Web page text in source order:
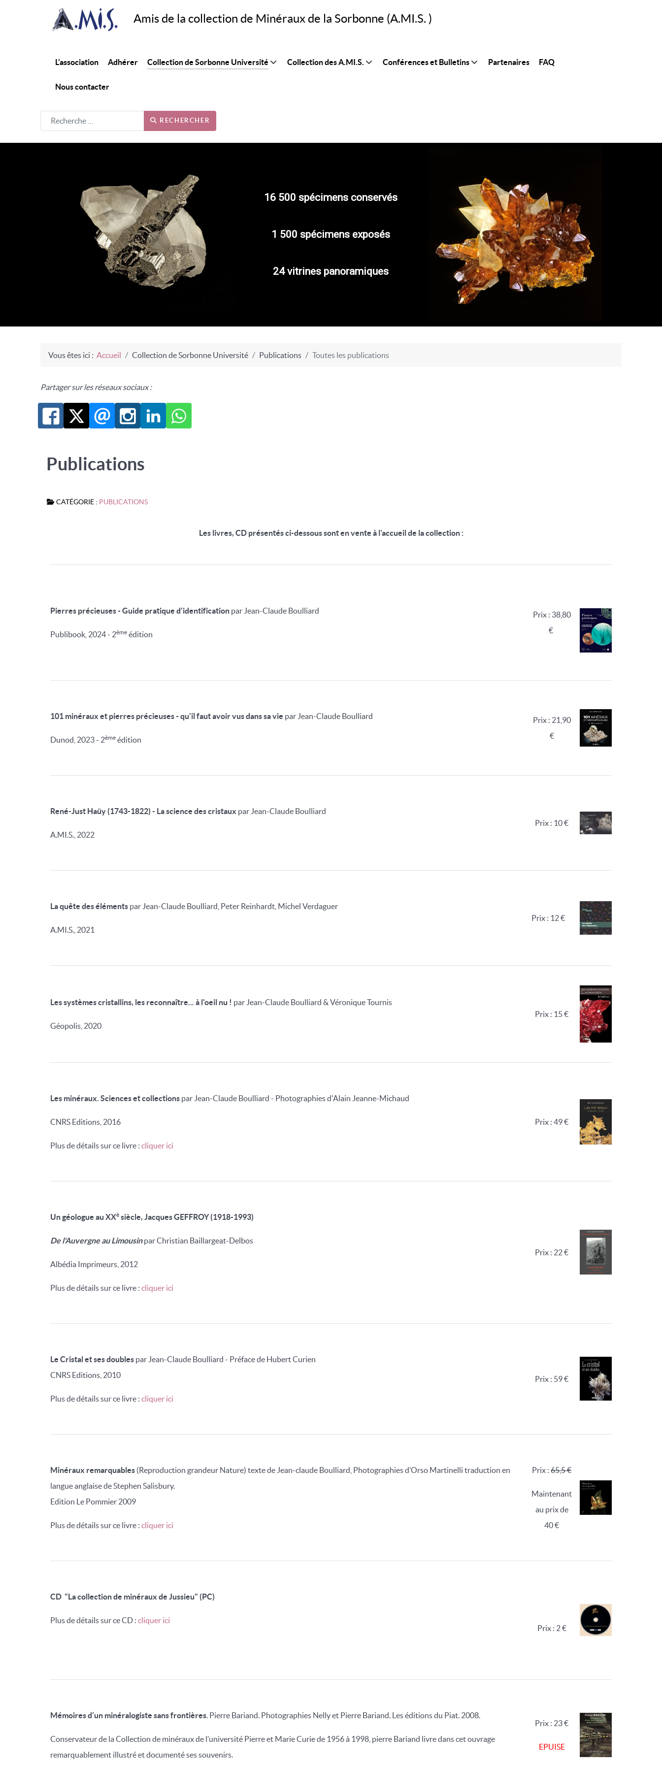
Amis de la collection de Minéraux de la Sorbonne (A.MI.S. )
L'association Adhérer Collection de Sorbonne Université Collection des A.MI.S. Conférences et Bulletins Partenaires FAQ
Nous contacter
RECHERCHER
16 500 spécimens conservés
1 500 spécimens exposés
24 vitrines panoramiques
Vous êtes ici : Accueil Collection de Sorbonne Université Publications Toutes les publications
Partager sur les réseaux sociaux :
Publications
CATÉGORIE : PUBLICATIONS
Les livres, CD présentés ci-dessous sont en vente à l'accueil de la collection :
Pierres précieuses - Guide pratique d'identification par Jean-Claude Boulliard
Publibook, 2024 - 2ème édition
Prix : 38,80
€
101 minéraux et pierres précieuses - qu'il faut avoir vus dans sa vie par Jean-Claude Boulliard
Dunod, 2023 - 2ème édition
Prix : 21,90
€
René-Just Haüy (1743-1822) - La science des cristaux par Jean-Claude Boulliard
A.MI.S., 2022
Prix : 10 €
La quête des éléments par Jean-Claude Boulliard, Peter Reinhardt, Michel Verdaguer
A.MI.S., 2021
Prix : 12 €
Les systèmes cristallins, les reconnaître... à l'oeil nu ! par Jean-Claude Boulliard & Véronique Tournis
Géopolis, 2020
Prix : 15 €
Les minéraux. Sciences et collections par Jean-Claude Boulliard - Photographies d'Alain Jeanne-Michaud
CNRS Editions, 2016
Plus de détails sur ce livre : cliquer ici
Prix : 49 €
Un géologue au XXè siècle, Jacques GEFFROY (1918-1993)
De l'Auvergne au Limousinpar Christian Baillargeat-Delbos
Albédia Imprimeurs, 2012
Plus de détails sur ce livre : cliquer ici
Prix : 22 €
Le Cristal et ses doubles par Jean-Claude Boulliard - Préface de Hubert Curien
CNRS Editions, 2010
Plus de détails sur ce livre : cliquer ici
Prix : 59 €
Minéraux remarquables (Reproduction grandeur Nature) texte de Jean-claude Boulliard, Photographies d’Orso Martinelli traduction en
langue anglaise de Stephen Salisbury.
Edition Le Pommier 2009
Plus de détails sur ce livre : cliquer ici
Prix : 65,5 €
Maintenant
au prix de
40 €
CD "La collection de minéraux de Jussieu" (PC)
Plus de détails sur ce CD : cliquer ici
Prix : 2 €
Mémoires d’un minéralogiste sans frontières. Pierre Bariand. Photographies Nelly et Pierre Bariand. Les éditions du Piat. 2008.
Conservateur de la Collection de minéraux de l’université Pierre et Marie Curie de 1956 à 1998, pierre Bariand livre dans cet ouvrage
remarquablement illustré et documenté ses souvenirs.
Prix : 23 €
EPUISE